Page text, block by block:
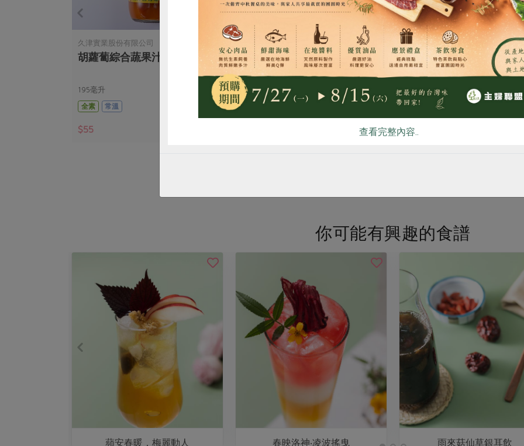
久津實業股份有限公司
胡蘿蔔綜合蔬果汁-195cc
195毫升
全素
常溫
$55
馥聚有限公司
亞美尼亞紅石榴汁
250毫升
暫無庫存
馥聚有限公司
亞美尼亞沙棘水蜜桃蘋果
250毫升
全素
常溫
$90
你可能有興趣的食譜
蘋安春暖．梅麗動人 春映洛神‧凌波搖曳 雨來菇仙草銀耳飲
惜食 RPET 食譜 減硝酸鹽 雞蛋 食安 共同
查看完整內容..